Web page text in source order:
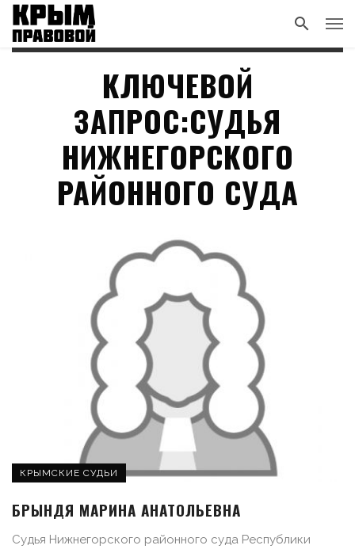
КЛЮЧЕВОЙ
ЗАПРОС:СУДЬЯ
НИЖНЕГОРСКОГО
РАЙОННОГО СУДА
КРЫМСКИЕ СУДЬИ
БРЫНДЯ МАРИНА АНАТОЛЬЕВНА
Судья Нижнегорского районного суда Республики